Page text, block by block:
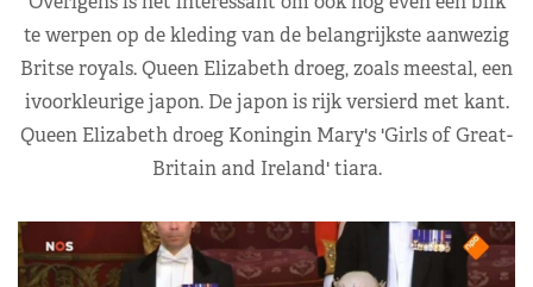
te werpen op de kleding van de belangrijkste aanwezig
Britse royals. Queen Elizabeth droeg, zoals meestal, een
ivoorkleurige japon. De japon is rijk versierd met kant.
Queen Elizabeth droeg Koningin Mary's 'Girls of Great-
Britain and Ireland' tiara.